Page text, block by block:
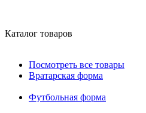
Каталог товаров
Посмотреть все товары
Вратарская форма
Футбольная форма